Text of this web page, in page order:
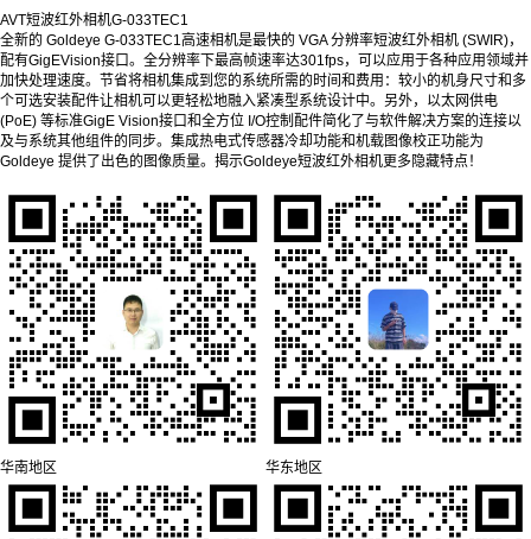
AVT短波红外相机G-033TEC1
全新的 Goldeye G-033TEC1高速相机是最快的 VGA 分辨率短波红外相机 (SWIR)，
配有GigEVision接口。全分辨率下最高帧速率达301fps，可以应用于各种应用领域并
加快处理速度。节省将相机集成到您的系统所需的时间和费用：较小的机身尺寸和多
个可选安装配件让相机可以更轻松地融入紧凑型系统设计中。另外，以太网供电
(PoE) 等标准GigE Vision接口和全方位 I/O控制配件简化了与软件解决方案的连接以
及与系统其他组件的同步。集成热电式传感器冷却功能和机载图像校正功能为
Goldeye 提供了出色的图像质量。揭示Goldeye短波红外相机更多隐藏特点！
华南地区 华东地区